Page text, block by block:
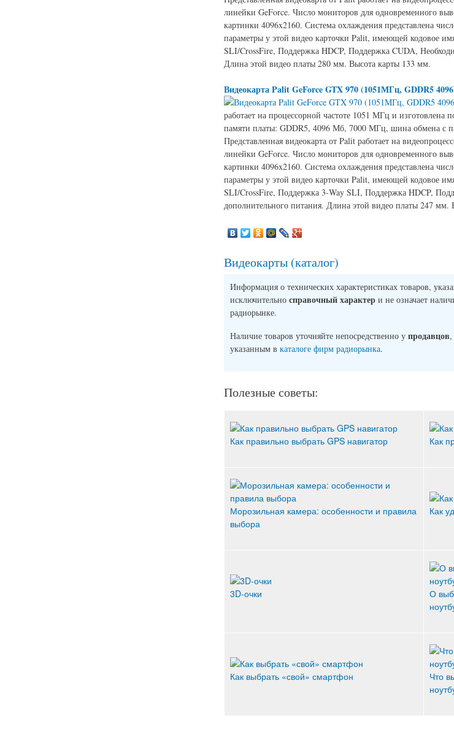
линейки GeForce. Число мониторов для одновременного
картинки 4096x2160. Система охлаждения представлена
параметры у этой видео карточки Palit, имеющей кодовое
SLI/CrossFire, Поддержка HDCP, Поддержка CUDA,
Длина этой видео платы 280 мм. Высота карты 133 мм.
Видеокарта Palit GeForce GTX 970 (1051МГц, GDDR5
работает на процессорной частоте 1051 МГц и
памяти платы: GDDR5, 4096 Мб, 7000 МГц, шина обмена с
Представленная видеокарта от Palit работает на
линейки GeForce. Число мониторов для одновременного
картинки 4096x2160. Система охлаждения представлена
параметры у этой видео карточки Palit, имеющей кодовое
SLI/CrossFire, Поддержка 3-Way SLI, Поддержка HDCP,
дополнительного питания. Длина этой видео платы 247 мм.
Видеокарты (каталог)
Информация о технических характеристиках товаров,
исключительно справочный характери не означает
радиорынке.
Наличие товаров уточняйте непосредственно у продавцов
указанным в каталоге фирм радиорынка.
Полезные советы:
Как правильно выбрать GPS навигатор Как
Морозильная камера: особенности и правила
выбора
Как
3D-очки
О
Как выбрать «свой» смартфон
Что